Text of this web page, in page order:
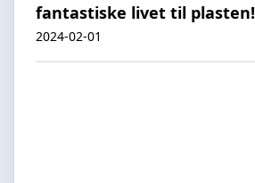
fantastiske livet til plasten!
2024-02-01